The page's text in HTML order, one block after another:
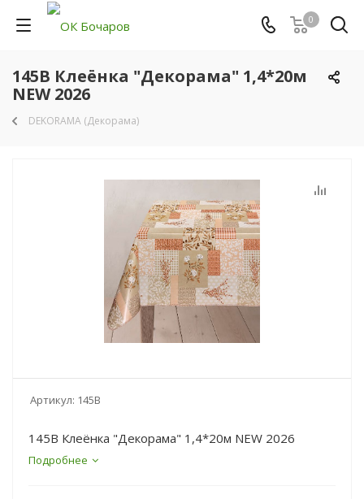
0
145В Клеёнка "Декорама" 1,4*20м
NEW 2026
DEKORAMA (Декорама)
Артикул: 145В
145В Клеёнка "Декорама" 1,4*20м NEW 2026
Подробнее